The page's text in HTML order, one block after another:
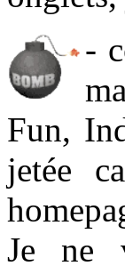
-
Fun,
jetée
Je ne